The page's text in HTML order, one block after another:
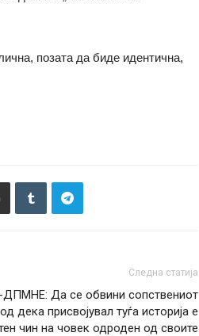
позата да биде идентична,
Следна статија
Да се обвини сопствениот
дека присвојувал туѓа историја е
чин на човек одроден од своите